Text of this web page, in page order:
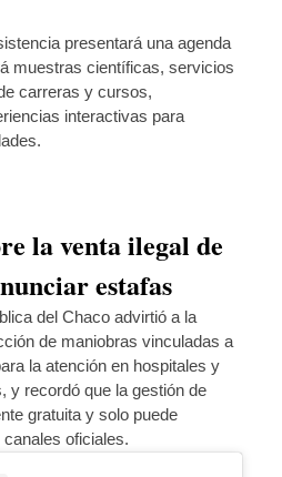
presentará una agenda
muestras científicas, servicios
carreras y cursos,
interactivas para
la venta ilegal de
estafas
del Chaco advirtió a la
de maniobras vinculadas a
la atención en hospitales y
y recordó que la gestión de
gratuita y solo puede
oficiales.